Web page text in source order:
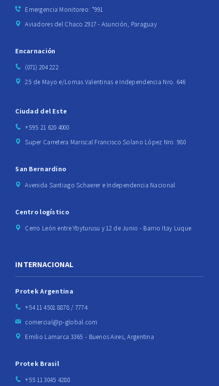
Emergencia Monitoreo: *991
Aviadores del Chaco 2917 - Asunción, Paraguay
Encarnación
(071) 204 222
25 de Mayo e/Lomas Valentinas e Independencia Nro. 646
Ciudad del Este
+595 21 620 4000
Super Carretera Mariscal Francisco Solano López Nro. 980
San Bernardino
Avenida Santiago Schaerer e Independencia Nacional
Centro logístico
Cerro León entre Ybyturusu y 12 de Junio - Barrio Itay Luque
INTERNACIONAL
Protek Argentina
+54 11 4501 8878 / 7774
comercial@p-global.com
Emilio Lamarca 3365 - Buenos Aires, Argentina
Protek Brasil
+55 11 3045 4280